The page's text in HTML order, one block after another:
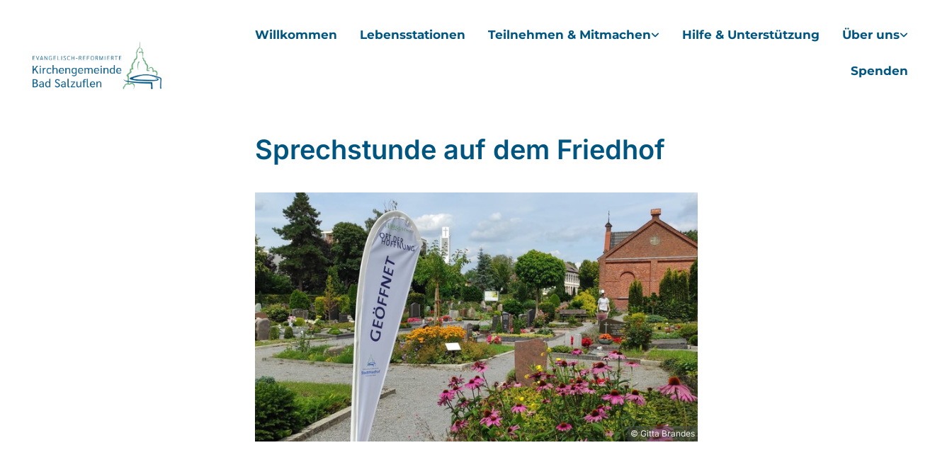
Willkommen Lebensstationen Teilnehmen & Mitmachen Hilfe & Unterstützung Über uns
Spenden
Sprechstunde auf dem Friedhof
© Gitta Brandes